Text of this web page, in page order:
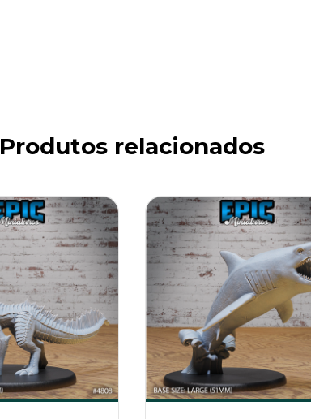
Produtos relacionados